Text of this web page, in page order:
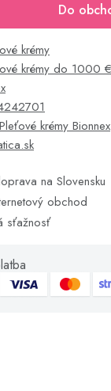
Do
krémy
krémy do 1000 €
Pleťové krémy Bionnex
na Slovensku
obchod
sťažnosť